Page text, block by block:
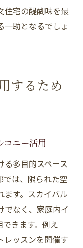
住宅の醍醐味を最
一助となるでしょ
するため
コニー活用
る多目的スペース
では、限られた空
ます。スカイバル
でなく、家庭内イ
きます。例え
レッスンを開催す